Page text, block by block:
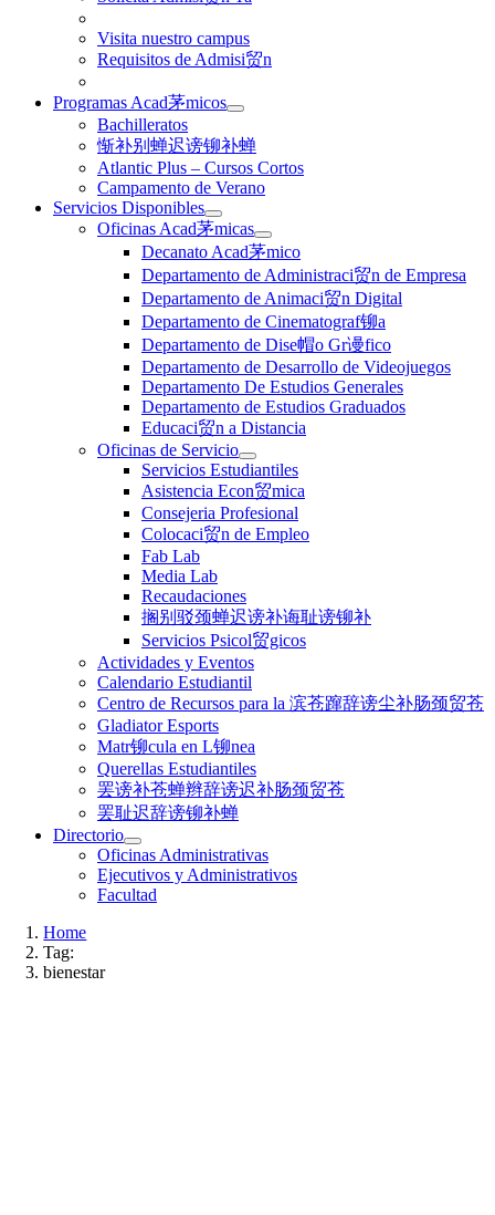
Visita nuestro campus
Requisitos de Admisi贸n
Programas Acad茅micos
Bachilleratos
惭补别蝉迟谤铆补蝉
Atlantic Plus – Cursos Cortos
Campamento de Verano
Servicios Disponibles
Oficinas Acad茅micas
Decanato Acad茅mico
Departamento de Administraci贸n de Empresa
Departamento de Animaci贸n Digital
Departamento de Cinematograf铆a
Departamento de Dise帽o Gr谩fico
Departamento de Desarrollo de Videojuegos
Departamento De Estudios Generales
Departamento de Estudios Graduados
Educaci贸n a Distancia
Oficinas de Servicio
Servicios Estudiantiles
Asistencia Econ贸mica
Consejeria Profesional
Colocaci贸n de Empleo
Fab Lab
Media Lab
Recaudaciones
搁别驳颈蝉迟谤补诲耻谤铆补
Servicios Psicol贸gicos
Actividades y Eventos
Calendario Estudiantil
Centro de Recursos para la 滨苍蹿辞谤尘补肠颈贸苍
Gladiator Esports
Matr铆cula en L铆nea
Querellas Estudiantiles
罢谤补苍蝉辫辞谤迟补肠颈贸苍
罢耻迟辞谤铆补蝉
Directorio
Oficinas Administrativas
Ejecutivos y Administrativos
Facultad
Home
Tag:
bienestar